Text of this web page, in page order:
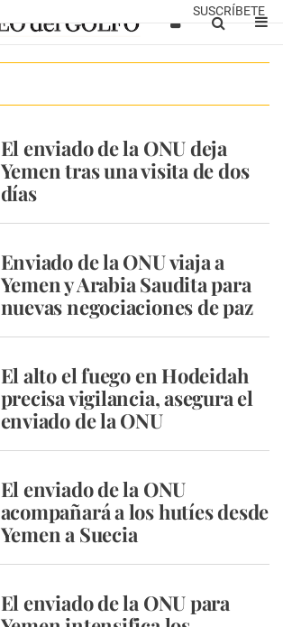
SUSCRÍBETE
El enviado de la ONU deja
Yemen tras una visita de dos
días
Enviado de la ONU viaja a
Yemen y Arabia Saudita para
nuevas negociaciones de paz
El alto el fuego en Hodeidah
precisa vigilancia, asegura el
enviado de la ONU
El enviado de la ONU
acompañará a los hutíes desde
Yemen a Suecia
El enviado de la ONU para